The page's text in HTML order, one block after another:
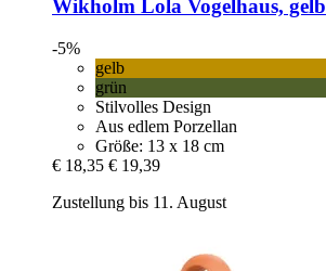
Wikholm Lola Vogelhaus, gelb
-5%
gelb
grün
Stilvolles Design
Aus edlem Porzellan
Größe: 13 x 18 cm
€ 18,35 € 19,39
Zustellung bis 11. August